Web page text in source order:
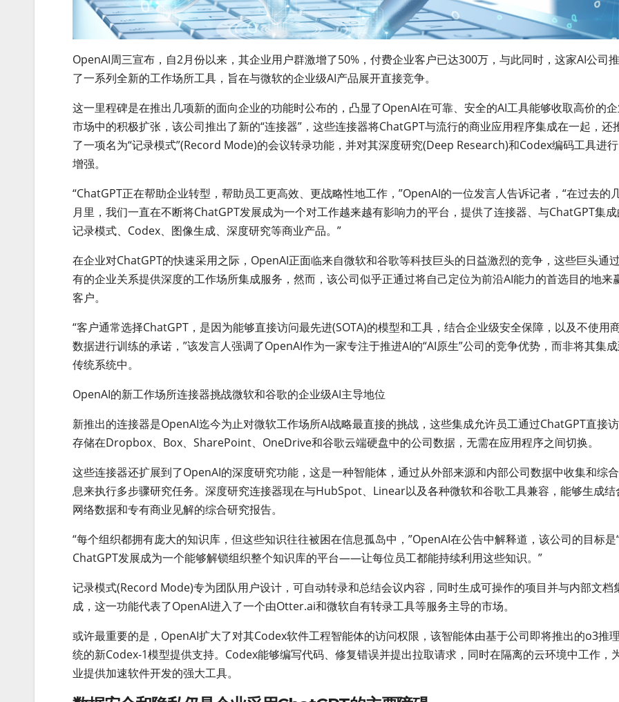
OpenAI周三宣布，自2月份以来，其企业用户群激增了50%，付费企业客户已达300万，与此同时，这家AI公司
了一系列全新的工作场所工具，旨在与微软的企业级AI产品展开直接竞争。
这一里程碑是在推出几项新的面向企业的功能时公布的，凸显了OpenAI在可靠、安全的AI工具能够收取高价的
市场中的积极扩张，该公司推出了新的“连接器”，这些连接器将ChatGPT与流行的商业应用程序集成在一起，还
了一项名为“记录模式”(Record Mode)的会议转录功能，并对其深度研究(Deep Research)和Codex编码工具进
增强。
“ChatGPT正在帮助企业转型，帮助员工更高效、更战略性地工作，”OpenAI的一位发言人告诉记者，“在过去的
月里，我们一直在不断将ChatGPT发展成为一个对工作越来越有影响力的平台，提供了连接器、与ChatGPT集
记录模式、Codex、图像生成、深度研究等商业产品。”
在企业对ChatGPT的快速采用之际，OpenAI正面临来自微软和谷歌等科技巨头的日益激烈的竞争，这些巨头通
有的企业关系提供深度的工作场所集成服务，然而，该公司似乎正通过将自己定位为前沿AI能力的首选目的地来
客户。
“客户通常选择ChatGPT，是因为能够直接访问最先进(SOTA)的模型和工具，结合企业级安全保障，以及不使用
数据进行训练的承诺，”该发言人强调了OpenAI作为一家专注于推进AI的“AI原生”公司的竞争优势，而非将其集
传统系统中。
OpenAI的新工作场所连接器挑战微软和谷歌的企业级AI主导地位
新推出的连接器是OpenAI迄今为止对微软工作场所AI战略最直接的挑战，这些集成允许员工通过ChatGPT直接
存储在Dropbox、Box、SharePoint、OneDrive和谷歌云端硬盘中的公司数据，无需在应用程序之间切换。
这些连接器还扩展到了OpenAI的深度研究功能，这是一种智能体，通过从外部来源和内部公司数据中收集和综
息来执行多步骤研究任务。深度研究连接器现在与HubSpot、Linear以及各种微软和谷歌工具兼容，能够生成结
网络数据和专有商业见解的综合研究报告。
“每个组织都拥有庞大的知识库，但这些知识往往被困在信息孤岛中，”OpenAI在公告中解释道，该公司的目标是
ChatGPT发展成为一个能够解锁组织整个知识库的平台——让每位员工都能持续利用这些知识。”
记录模式(Record Mode)专为团队用户设计，可自动转录和总结会议内容，同时生成可操作的项目并与内部文档
成，这一功能代表了OpenAI进入了一个由Otter.ai和微软自有转录工具等服务主导的市场。
或许最重要的是，OpenAI扩大了对其Codex软件工程智能体的访问权限，该智能体由基于公司即将推出的o3推
统的新Codex-1模型提供支持。Codex能够编写代码、修复错误并提出拉取请求，同时在隔离的云环境中工作，
业提供加速软件开发的强大工具。